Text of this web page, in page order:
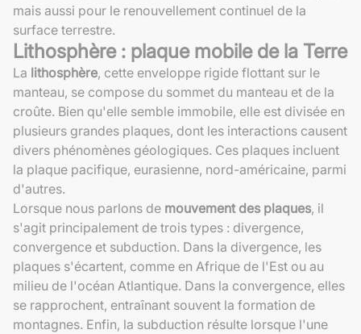
mais aussi pour le renouvellement continuel de la
surface terrestre.
Lithosphère : plaque mobile de la Terre
La lithosphère, cette enveloppe rigide flottant sur le
manteau, se compose du sommet du manteau et de la
croûte. Bien qu'elle semble immobile, elle est divisée en
plusieurs grandes plaques, dont les interactions causent
divers phénomènes géologiques. Ces plaques incluent
la plaque pacifique, eurasienne, nord-américaine, parmi
d'autres.
Lorsque nous parlons de mouvement des plaques, il
s'agit principalement de trois types : divergence,
convergence et subduction. Dans la divergence, les
plaques s'écartent, comme en Afrique de l'Est ou au
milieu de l'océan Atlantique. Dans la convergence, elles
se rapprochent, entraînant souvent la formation de
montagnes. Enfin, la subduction résulte lorsque l'une